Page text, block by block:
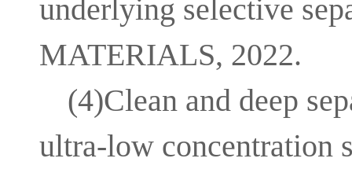
underlying selective
MATERIALS, 2022.
(4)Clean and deep
ultra-low concentration